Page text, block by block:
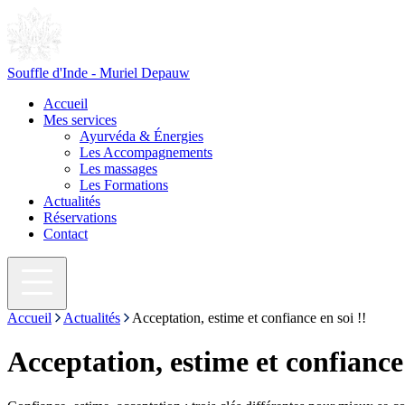
Souffle d'Inde - Muriel Depauw
Accueil
Mes services
Ayurvéda & Énergies
Les Accompagnements
Les massages
Les Formations
Actualités
Réservations
Contact
Accueil Actualités Acceptation, estime et confiance en soi !!
Acceptation, estime et